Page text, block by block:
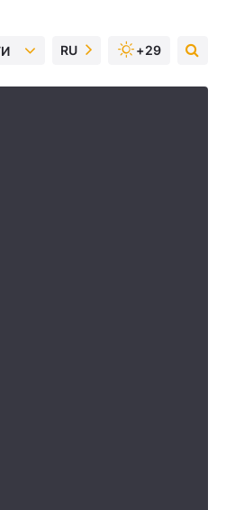
RU +29